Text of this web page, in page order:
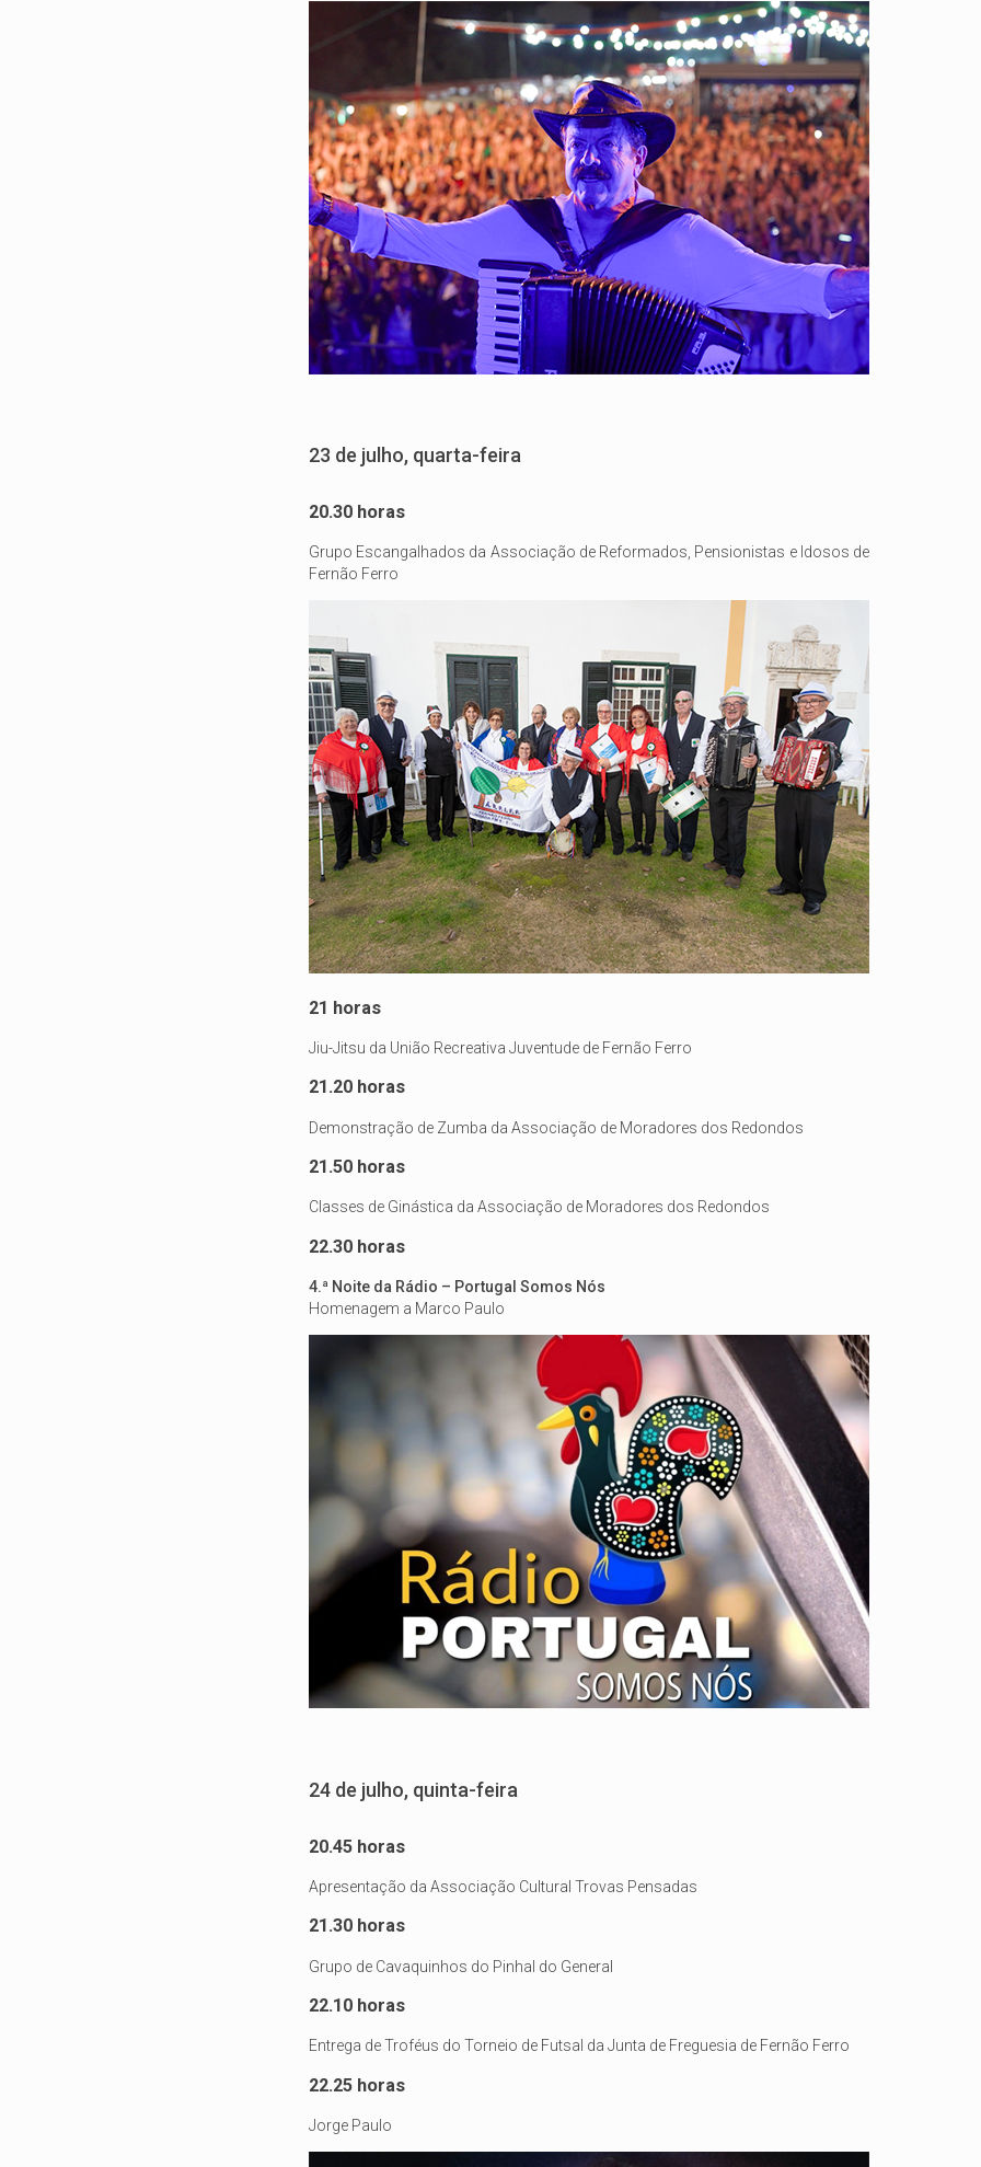
23 de julho, quarta-feira
20.30 horas
Grupo Escangalhados da Associação de Reformados, Pensionistas e Idosos de
Fernão Ferro
21 horas
Jiu-Jitsu da União Recreativa Juventude de Fernão Ferro
21.20 horas
Demonstração de Zumba da Associação de Moradores dos Redondos
21.50 horas
Classes de Ginástica da Associação de Moradores dos Redondos
22.30 horas
4.ª Noite da Rádio – Portugal Somos Nós
Homenagem a Marco Paulo
24 de julho, quinta-feira
20.45 horas
Apresentação da Associação Cultural Trovas Pensadas
21.30 horas
Grupo de Cavaquinhos do Pinhal do General
22.10 horas
Entrega de Troféus do Torneio de Futsal da Junta de Freguesia de Fernão Ferro
22.25 horas
Jorge Paulo